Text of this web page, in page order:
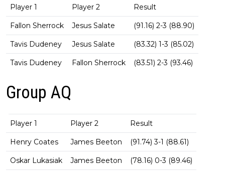
Player 1 Player 2 Result
Fallon Sherrock Jesus Salate (91.16) 2-3 (88.90)
Tavis Dudeney Jesus Salate (83.32) 1-3 (85.02)
Tavis Dudeney Fallon Sherrock (83.51) 2-3 (93.46)
Group AQ
Player 1 Player 2 Result
Henry Coates James Beeton (91.74) 3-1 (88.61)
Oskar Lukasiak James Beeton (78.16) 0-3 (89.46)